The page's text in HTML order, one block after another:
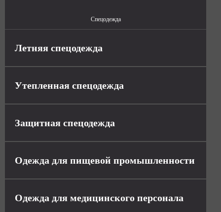
Спецодежда
Летняя спецодежда
Утепленная спецодежда
Защитная спецодежда
Одежда для пищевой промышленности
Одежда для медицинского персонала